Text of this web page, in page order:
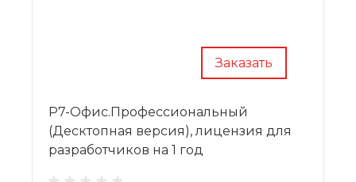
Заказать
Р7-Офис.Профессиональный
(Десктопная версия), лицензия для
разработчиков на 1 год